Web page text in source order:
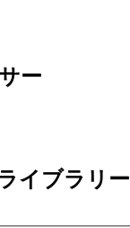
ー
イブラリー